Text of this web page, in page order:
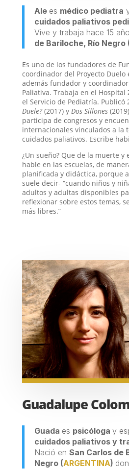
Ale es médico pediatra
cuidados paliativos
Vive y trabaja hace 15
de Bariloche, Río Negro
Es uno de los fundadores de
coordinador del Proyecto Duelo
además fundador y
Paliativa. Trabaja en el Hospital
el Servicio de Pediatría. Publicó
Duele?(2017) y Dos Sillones
participa de congresos y
internacionales vinculados a la
cuidados paliativos. Escribe
¿Un sueño? Que de la muerte y
hable en las escuelas, de
planificada y didáctica, porque
suele decir- “cuando niños y
adultos y adultas disponibles
reflexionar sobre estos temas,
más libres.”
Guadalupe
Guada es psicóloga y
cuidados paliativos y
Nació en San Carlos de
Negro (ARGENTINA)